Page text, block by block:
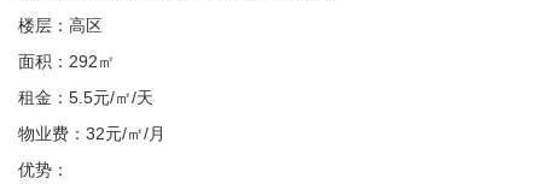
楼层：高区
面积：292㎡
租金：5.5元/㎡/天
物业费：32元/㎡/月
优势：